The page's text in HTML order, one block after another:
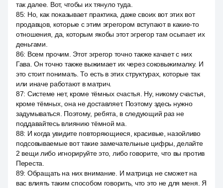
так далее. Вот, чтобы их тянуло туда.
85: Но, как показывает практика, даже своих вот этих вот
продавцов, которые с этим эгрегором вступают в какие-то
отношения, да, которым якобы этот эгрегор там осыпает их
деньгами.
86: Всем прочим. Этот эгрегор точно также качает с них
Гава. Он точно также выжимает их через соковыжималку. И
это стоит понимать. То есть в этих структурах, которые так
или иначе работают в матрич.
87: Системе нет, кроме тёмных счастья. Ну, никому счастья,
кроме тёмных, она не доставляет. Поэтому здесь нужно
задумываться. Поэтому, ребята, в следующий раз не
поддавайтесь влиянию тёмной ма.
88: И когда увидите повторяющиеся, красивые, назойливо
подсовываемые вот такие замечательные цифры, делайте
2 вещи либо игнорируйте это, либо говорите, что вы против
Переста.
89: Обращать на них внимание. И матрица не сможет на
вас влиять таким способом говорить, что это не для меня. Я